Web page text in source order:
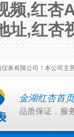
频,红杏
址,红杏
限公司！本公司主营
金湖红杏首
品质保证，服